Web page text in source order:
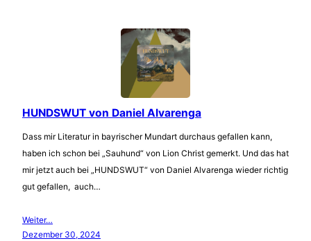
HUNDSWUT von Daniel Alvarenga
Dass mir Literatur in bayrischer Mundart durchaus gefallen kann,
haben ich schon bei „Sauhund“ von Lion Christ gemerkt. Und das hat
mir jetzt auch bei „HUNDSWUT“ von Daniel Alvarenga wieder richtig
gut gefallen, auch…
Weiter…
Dezember 30, 2024